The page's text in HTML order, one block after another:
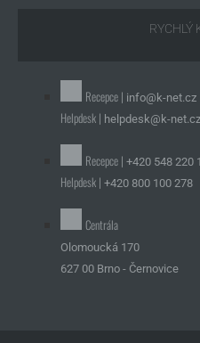
RYCHLÝ
Recepce | info@k-net.cz
Helpdesk | helpdesk@k-net.cz
Recepce | +420 548 220
Helpdesk | +420 800 100 278
Centrála
Olomoucká 170
627 00 Brno - Černovice